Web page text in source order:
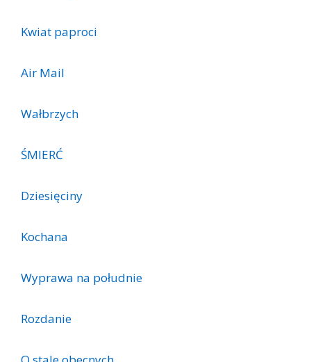
Kwiat paproci
Air Mail
Wałbrzych
ŚMIERĆ
Dziesięciny
Kochana
Wyprawa na południe
Rozdanie